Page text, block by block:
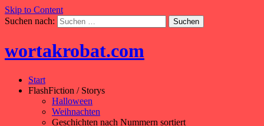
Skip to Content
Suchen nach:
wortakrobat.com
Start
FlashFiction / Storys
Halloween
Weihnachten
Geschichten nach Nummern sortiert